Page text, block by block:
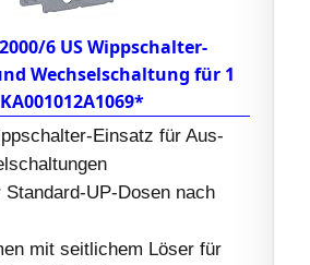
6 US Wippschalter-
Wechselschaltung für 1
Einsatz für Aus-
Standard-UP-Dosen nach
mit seitlichem Löser für